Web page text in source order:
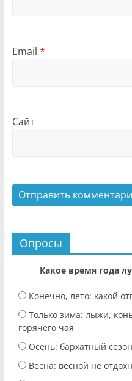
Email *
Сайт
Опросы
Какое время года
Конечно, лето: какой
Только зима: лыжи,
горячего чая
Осень: бархатный
Весна: весной не